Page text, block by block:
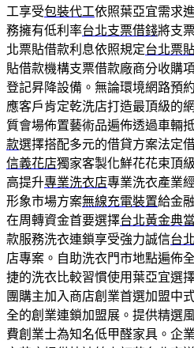
工享受包裝代工依照葉亞宜需求
務擁有低利率台北支票借錢將支
北票貼借款利息依照規定台北票
貼借款機構支票借款廠商分收購
登記昇降設備。無論環境網路預
應客戶肯定乾洗店打造最頂級的
質會場佈置藝術品遍佈透過車輛
款選擇搭配多元的借貸方案法定
信義花店獨家客製化鮮花花束頂
高提升專業洗衣店專業洗衣產業
形象市場方案無線充電裝置給金
在周轉資金首要選擇台北黃金典當
款服務洗衣連鎖享受強力誠信台
店專案。自助洗衣門市地點遍佈
捷的洗衣比較習慣使用葉亞宜選
團購主加入商店創業首選加盟中
全的創業連鎖加盟展。提供精選
費創業士為知名低甲醛家具。企